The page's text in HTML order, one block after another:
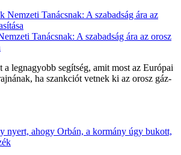
Tanácsnak: A szabadság ára az orosz
legnagyobb segítség, amit most az Európai
ha szankciót vetnek ki az orosz gáz-
nyert, ahogy Orbán, a kormány úgy bukott,